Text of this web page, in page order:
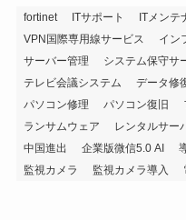
fortinet ITサポート ITメンテ
VPN国際専用線サービス
イン
サーバー管理
システム保守サ
テレビ会議システム
データ修
パソコン修理
パソコン復旧
ランサムウェア
レンタルサー
中国進出
企業版微信5.0 AI
監視カメラ
監視カメラ導入